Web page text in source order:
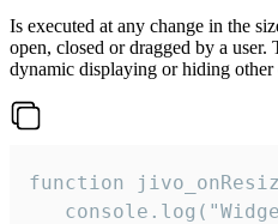
Is executed at any change in the
open, closed or dragged by a
dynamic displaying or hiding other
function